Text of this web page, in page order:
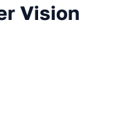
Vision